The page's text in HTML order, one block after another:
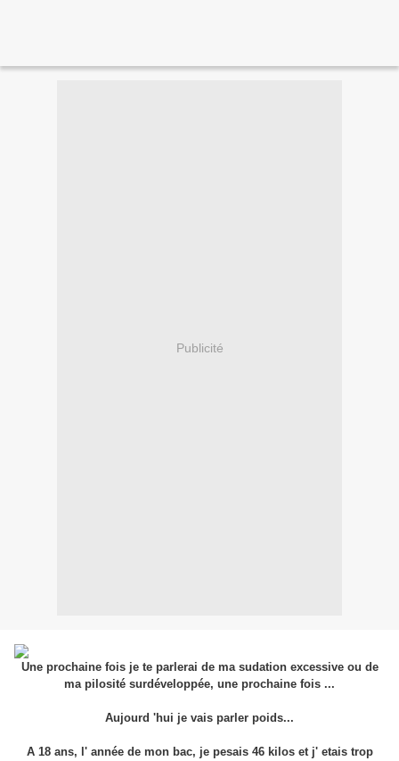
Publicité
Une prochaine fois je te parlerai de ma sudation excessive ou de
ma pilosité surdéveloppée, une prochaine fois ...
Aujourd 'hui je vais parler poids...
A 18 ans, l' année de mon bac, je pesais 46 kilos et j' etais trop